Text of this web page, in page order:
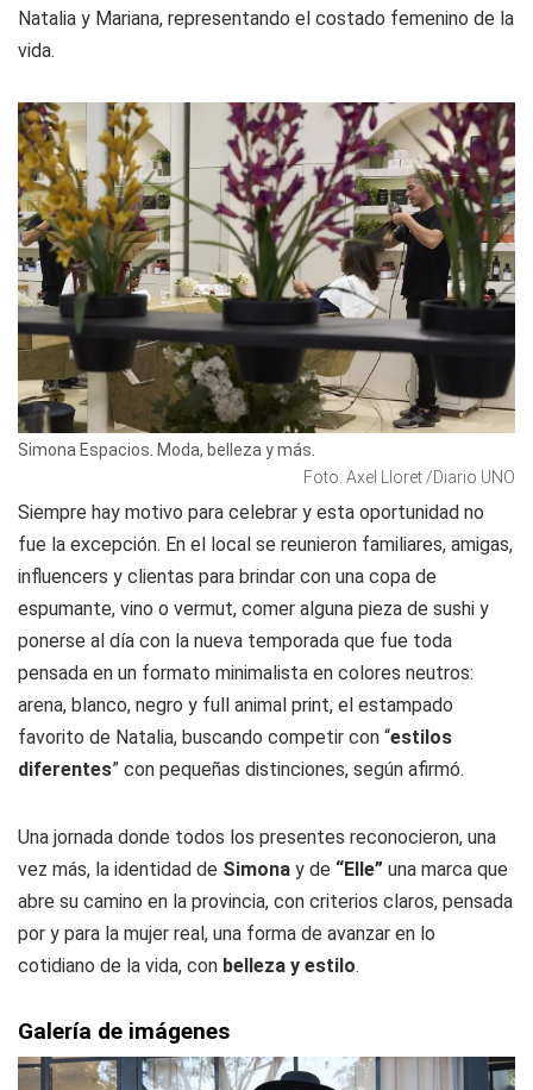
Natalia y Mariana, representando el costado femenino de la
vida.
Simona Espacios. Moda, belleza y más.
Foto: Axel Lloret /Diario UNO
Siempre hay motivo para celebrar y esta oportunidad no
fue la excepción. En el local se reunieron familiares, amigas,
influencers y clientas para brindar con una copa de
espumante, vino o vermut, comer alguna pieza de sushi y
ponerse al día con la nueva temporada que fue toda
pensada en un formato minimalista en colores neutros:
arena, blanco, negro y full animal print, el estampado
favorito de Natalia, buscando competir con “estilos
diferentes” con pequeñas distinciones, según afirmó.
Una jornada donde todos los presentes reconocieron, una
vez más, la identidad de Simona y de “Elle” una marca que
abre su camino en la provincia, con criterios claros, pensada
por y para la mujer real, una forma de avanzar en lo
cotidiano de la vida, con belleza y estilo.
Galería de imágenes